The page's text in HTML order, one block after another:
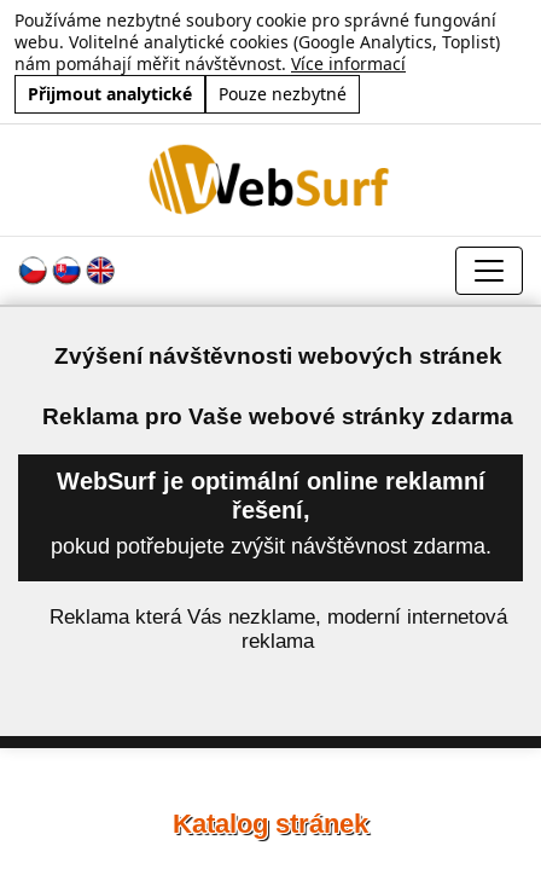
Používáme nezbytné soubory cookie pro správné fungování
webu. Volitelné analytické cookies (Google Analytics, Toplist)
nám pomáhají měřit návštěvnost. Více informací
Přijmout analytické
Pouze nezbytné
Zvýšení návštěvnosti webových stránek
Reklama pro Vaše webové stránky zdarma
WebSurf je optimální online reklamní
řešení,
pokud potřebujete zvýšit návštěvnost zdarma.
Reklama která Vás nezklame, moderní internetová
reklama
Katalog stránek